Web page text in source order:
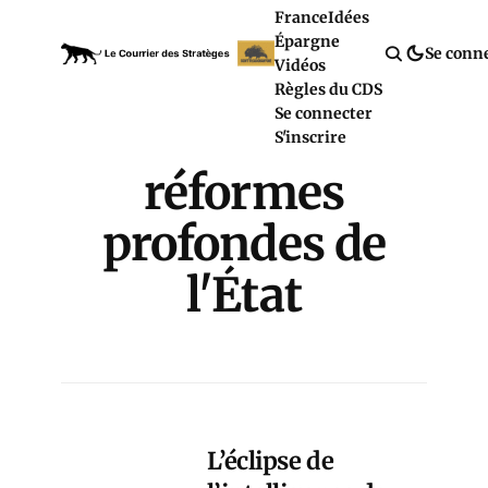
FranceIdées
Épargne
Vidéos
Règles du CDS
Se connecter
S'inscrire
Se
réformes
profondes de
l'État
L’éclipse de